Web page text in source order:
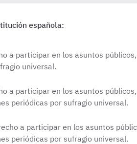
española:
a participar en los asuntos
universal.
a participar en los asuntos
periódicas por sufragio universal.
a participar en los asuntos
periódicas por sufragio universal.